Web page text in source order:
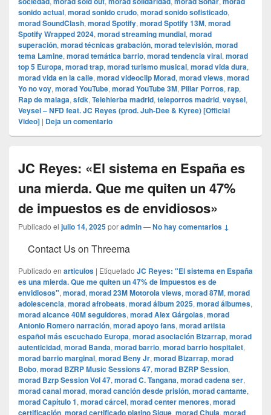
sonido actual, morad sonido crudo, morad sonido sofisticado,
morad SoundClash, morad Spotify, morad Spotify 13M, morad
Spotify Wrapped 2024, morad streaming mundial, morad
superación, morad técnicas grabación, morad televisión, morad
tema Lamine, morad temática barrio, morad tendencia viral, morad
top 5 Europa, morad trap, morad turismo musical, morad vida dura,
morad vida en la calle, morad videocli‏p Morad, morad views, morad
Yo no voy, morad YouTube, morad YouTube 3M, Pillar Porros, rap,
Rap de malaga, sfdk, Telehierba madrid, teleporros madrid, veysel,
Veysel – NFD feat. JC Reyes (prod. Juh-Dee & Kyree) [Official
Video] | Deja un comentario
JC Reyes: «El sistema en España es
una mierda. Que me quiten un 47%
de impuestos es de envidiosos»
Publicado el julio 14, 2025poradmin—No hay comentarios ↓
Contact Us on Threema
Publicado en articulos | Etiquetado JC Reyes: "El sistema en España
es una mierda. Que me quiten un 47% de impuestos es de
envidiosos", morad, morad 23M Motorola views, morad 87M, morad
adolescencia, morad afrobeats, morad álbum 2025, morad álbumes,
morad alcance 40M seguidores, morad Alex Gárgolas, morad
Antonio Romero narración, morad apoyo fans, morad artista
español más escuchado Europa, morad asociación Bizarrap, morad
autenticidad, morad Banda, morad barrio, morad barrio hospitalet,
morad barrio marginal, morad Beny Jr, morad Bizarrap, morad
Bobo, morad BZRP Music Sessions 47, morad BZRP Session,
morad Bzrp Session Vol 47, morad C. Tangana, morad cadena ser,
morad canal morad, morad canción desde prisión, morad cantante,
morad Capítulo 1, morad cárcel, morad center menores, morad
certificación, morad certificado platino Sigue, morad Chula, morad